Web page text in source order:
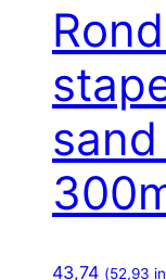
43,74 (52,93